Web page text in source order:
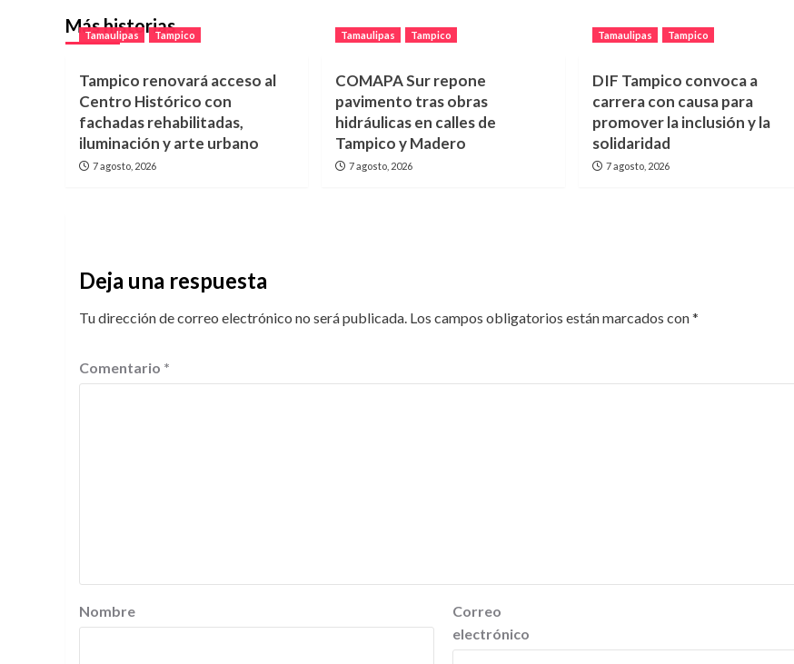
Más historias
Tamaulipas Tampico
Tampico renovará acceso al
Centro Histórico con
fachadas rehabilitadas,
iluminación y arte urbano
7 agosto, 2026
Tamaulipas Tampico
COMAPA Sur repone
pavimento tras obras
hidráulicas en calles de
Tampico y Madero
7 agosto, 2026
Tamaulipas Tampico
DIF Tampico convoca a
carrera con causa para
promover la inclusión y la
solidaridad
7 agosto, 2026
Deja una respuesta
Tu dirección de correo electrónico no será publicada. Los campos obligatorios están marcados con*
Comentario *
Nombre
Correo
electrónico